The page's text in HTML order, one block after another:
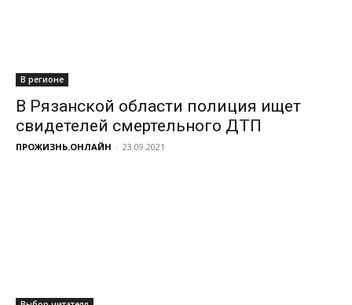
В регионе
В Рязанской области полиция ищет
свидетелей смертельного ДТП
ПРОЖИЗНЬ.ОНЛАЙН - 23.09.2021